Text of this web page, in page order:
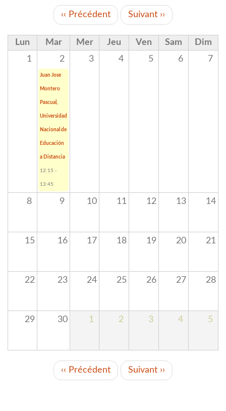
PAGINATION
‹‹ Précédent Suivant ››
Lun Mar Mer Jeu Ven Sam
Dim
1
2 3 4 5 6 7
Juan Jose
Montero
Pascual,
Universidad
Nacional de
Educación
a Distancia
12:15 -
13:45
8 9 10 11 12 13 14
15 16 17 18 19 20 21
22 23 24 25 26 27 28
29 30 1 2 3 4 5
PAGINATION
‹‹ Précédent Suivant ››